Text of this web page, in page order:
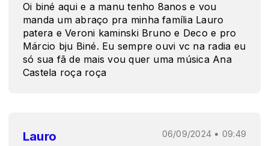
Oi biné aqui e a manu tenho 8anos e vou
manda um abraço pra minha família Lauro
patera e Veroni kaminski Bruno e Deco e pro
Márcio bju Biné. Eu sempre ouvi vc na radia eu
só sua fã de mais vou quer uma música Ana
Castela roça roça
Lauro 06/09/2024 • 09:49